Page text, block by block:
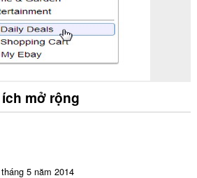
mở rộng
5 năm 2014